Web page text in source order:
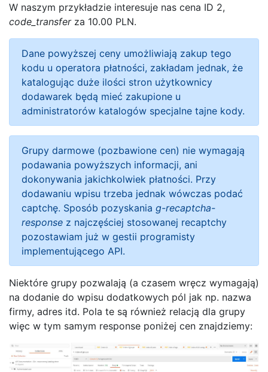
W naszym przykładzie interesuje nas cena ID 2,
code_transferza 10.00 PLN.
Dane powyższej ceny umożliwiają zakup tego
kodu u operatora płatności, zakładam jednak, że
katalogując duże ilości stron użytkownicy
dodawarek będą mieć zakupione u
administratorów katalogów specjalne tajne kody.
Grupy darmowe (pozbawione cen) nie wymagają
podawania powyższych informacji, ani
dokonywania jakichkolwiek płatności. Przy
dodawaniu wpisu trzeba jednak wówczas podać
captchę. Sposób pozyskania g-recaptcha-
response z najczęściej stosowanej recaptchy
pozostawiam już w gestii programisty
implementującego API.
Niektóre grupy pozwalają (a czasem wręcz wymagają)
na dodanie do wpisu dodatkowych pól jak np. nazwa
firmy, adres itd. Pola te są również relacją dla grupy
więc w tym samym response poniżej cen znajdziemy: